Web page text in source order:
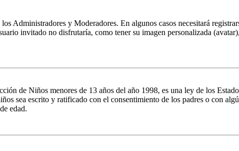
Administradores y Moderadores. En algunos casos necesitará
invitado no disfrutaría, como tener su imagen personalizada
de Niños menores de 13 años del año 1998, es una ley de los
sea escrito y ratificado con el consentimiento de los padres o con
edad.